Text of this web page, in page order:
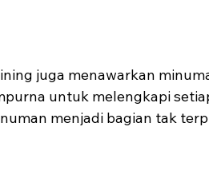
juga menawarkan
untuk melengkapi
menjadi bagian tak